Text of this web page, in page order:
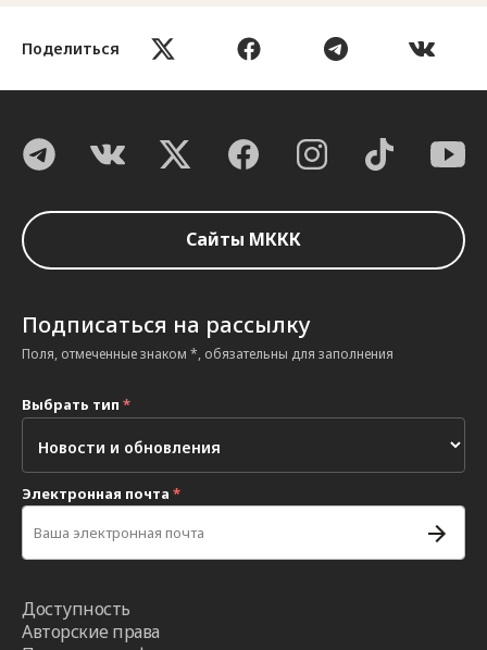
Поделиться
Сайты МККК
Подписаться на рассылку
Поля, отмеченные знаком *, обязательны для заполнения
Выбрать тип *
Электронная почта *
Доступность
Авторские права